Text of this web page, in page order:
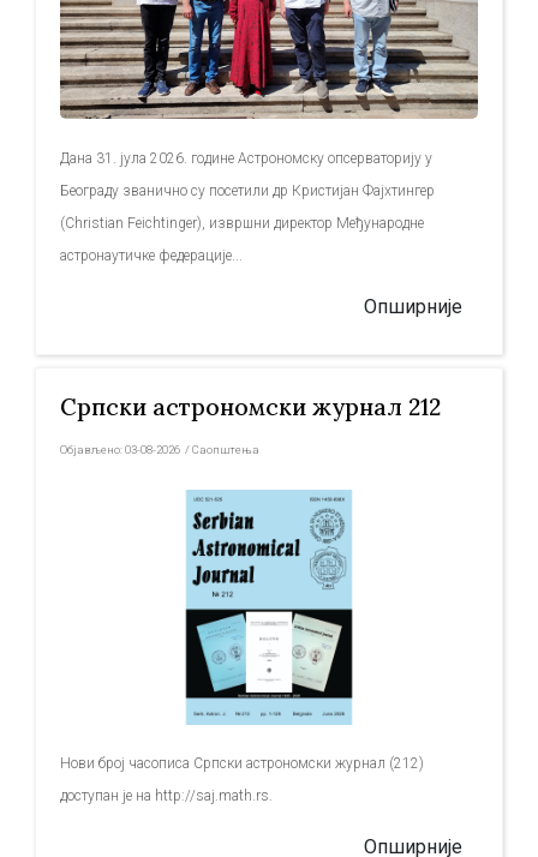
Дана 31. јула 2026. године Астрономску опсерваторију у
Београду званично су посетили др Кристијан Фајхтингер
(Christian Feichtinger), извршни директор Међународне
астронаутичке федерације...
Опширније
Српски астрономски журнал 212
Објављено:03-08-2026 /Саопштења
Нови број часописа Српски астрономски журнал (212)
доступан је на http://saj.math.rs.
Опширније